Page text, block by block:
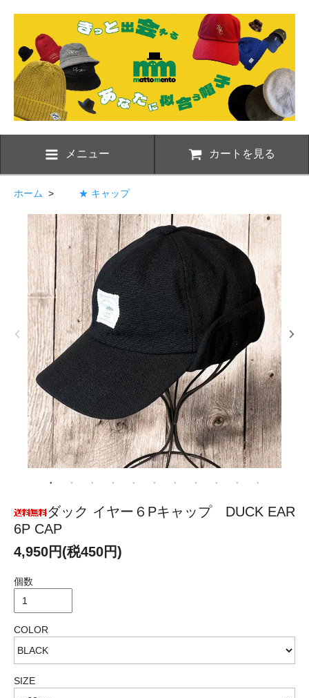
メニュー カートを見る
ホーム > ★ キャップ
ダック イヤー６Pキャップ DUCK EAR
6P CAP
4,950円(税450円)
個数
COLOR
SIZE